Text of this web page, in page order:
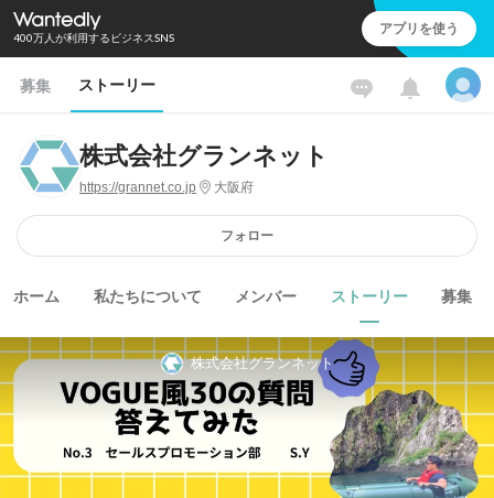
400万人が利用するビジネスSNS アプリを使う
募集 ストーリー
株式会社グランネット
https://grannet.co.jp 大阪府
フォロー
ホーム 私たちについて メンバー ストーリー 募集
株式会社グランネット